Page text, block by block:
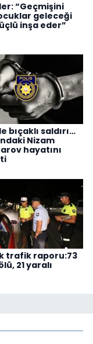
“Geçmişini
geleceği
inşa eder”
bıçaklı saldırı…
Nizam
hayatını
trafik raporu:73
21 yaralı